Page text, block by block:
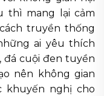
thì mang lại cảm
truyền thống
ai yêu thích
đá cuội đen tuyền
nên không gian
khuyến nghị cho